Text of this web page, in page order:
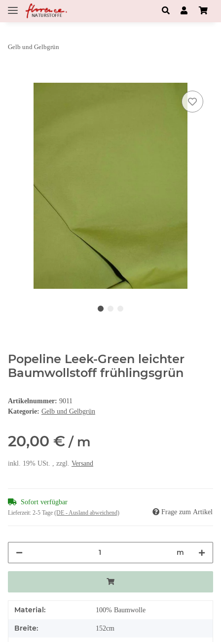
Gelb und Gelbgrün
Popeline Leek-Green leichter
Baumwollstoff frühlingsgrün
Artikelnummer: 9011
Kategorie: Gelb und Gelbgrün
20,00 € / m
inkl. 19% USt. , zzgl. Versand
Sofort verfügbar
Lieferzeit: 2-5 Tage (DE - Ausland abweichend) Frage zum Artikel
m
Material: 100% Baumwolle
Breite: 152cm